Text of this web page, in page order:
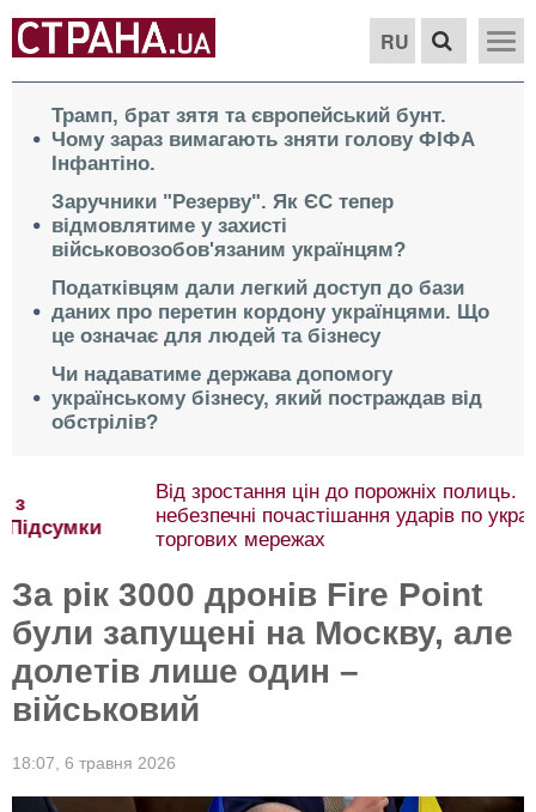
RU
Трамп, брат зятя та європейський бунт.
Чому зараз вимагають зняти голову ФІФА
Інфантіно.
Заручники "Резерву". Як ЄС тепер
відмовлятиме у захисті
військовозобов'язаним українцям?
Податківцям дали легкий доступ до бази
даних про перетин кордону українцями. Що
це означає для людей та бізнесу
Чи надаватиме держава допомогу
українському бізнесу, який постраждав від
обстрілів?
Від зростання цін до порожніх полиць. Чим
небезпечні почастішання ударів по українських
торгових мережах
За рік 3000 дронів Fire Point
були запущені на Москву, але
долетів лише один –
військовий
18:07, 6 травня 2026